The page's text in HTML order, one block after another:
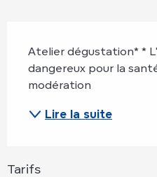
Atelier dégustation* *
dangereux pour la
modération
Lire la suite
Tarifs